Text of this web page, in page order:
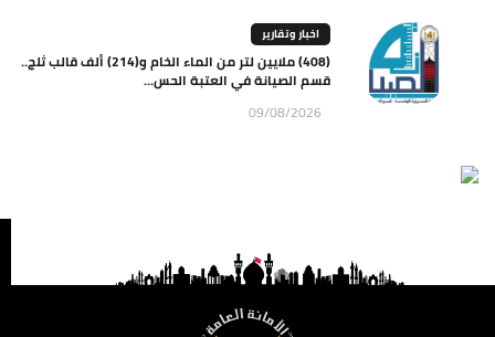
اخبار وتقارير
(408) ملايين لتر من الماء الخام و(214) ألف قالب ثلج..
قسم الصيانة في العتبة الحس...
09/08/2026